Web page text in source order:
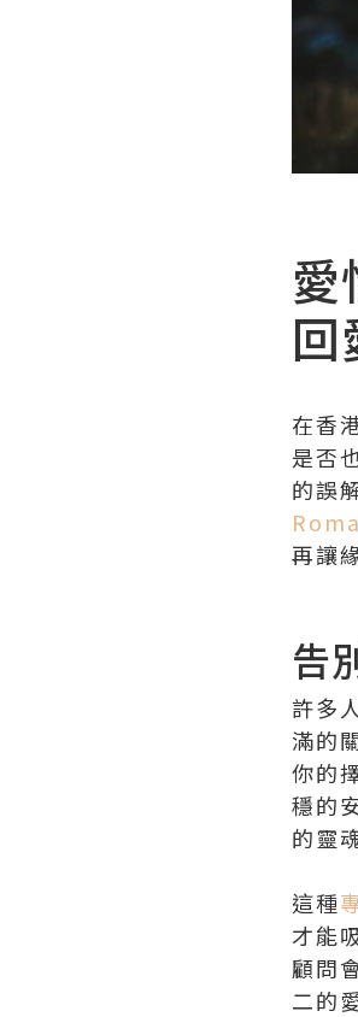
回
在香
是否
的誤
再讓
告
許多
滿的
你的
穩的
的靈
這種
才能
顧問
二的